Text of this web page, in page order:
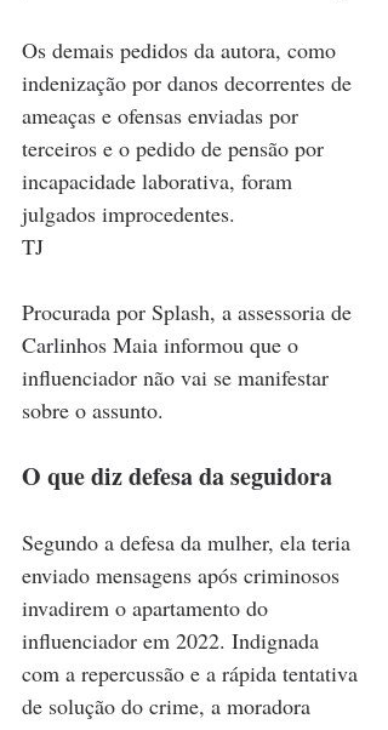
Os demais pedidos da autora, como
indenização por danos decorrentes de
ameaças e ofensas enviadas por
terceiros e o pedido de pensão por
incapacidade laborativa, foram
julgados improcedentes.
TJ
Procurada por Splash, a assessoria de
Carlinhos Maia informou que o
influenciador não vai se manifestar
sobre o assunto.
O que diz defesa da seguidora
Segundo a defesa da mulher, ela teria
enviado mensagens após criminosos
invadirem o apartamento do
influenciador em 2022. Indignada
com a repercussão e a rápida tentativa
de solução do crime, a moradora